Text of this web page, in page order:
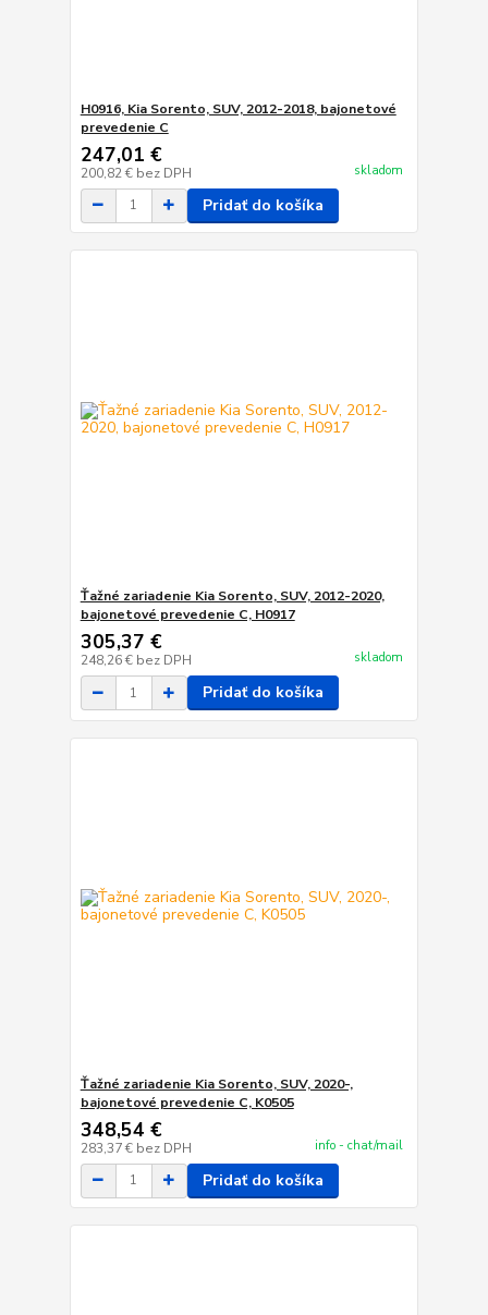
H0916, Kia Sorento, SUV, 2012-2018, bajonetové
prevedenie C
247,01 €
200,82 € bez DPH skladom
Pridať do košíka
Ťažné zariadenie Kia Sorento, SUV, 2012-2020,
bajonetové prevedenie C, H0917
305,37 €
248,26 € bez DPH skladom
Pridať do košíka
Ťažné zariadenie Kia Sorento, SUV, 2020-,
bajonetové prevedenie C, K0505
348,54 €
283,37 € bez DPH info - chat/mail
Pridať do košíka